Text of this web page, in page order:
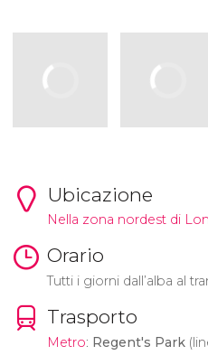
Ubicazione
Nella zona nordest di
Orario
Tutti i giorni dall’alba al
Trasporto
Metro: Regent's Park